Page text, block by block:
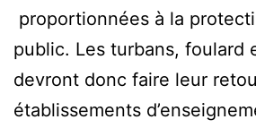
proportionnées à la
public. Les turbans, foulard
devront donc faire leur
établissements